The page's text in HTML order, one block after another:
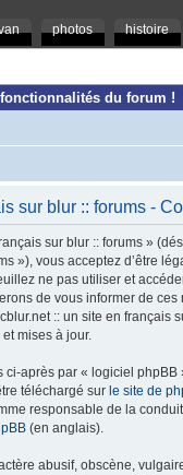
photos histoire
du forum !
sur blur :: forums -
sur blur :: forums »
»), vous acceptez d’être
ne pas utiliser et
de vous informer de
:: un site en
mises à jour.
après par « logiciel
téléchargé sur le site de
responsable de la
(en anglais).
abusif, obscène,